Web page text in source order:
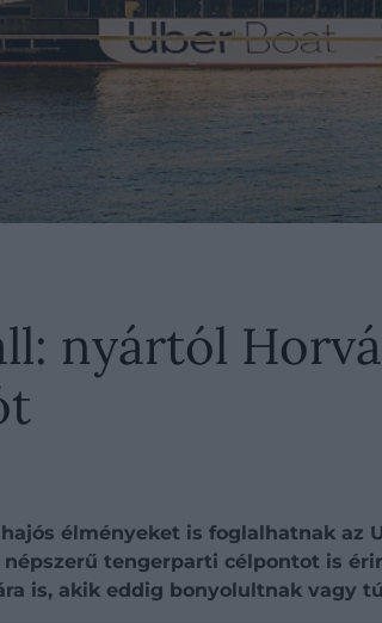
nyártól
élményeket is foglalhatnak az
tengerparti célpontot is
is, akik eddig bonyolultnak vagy